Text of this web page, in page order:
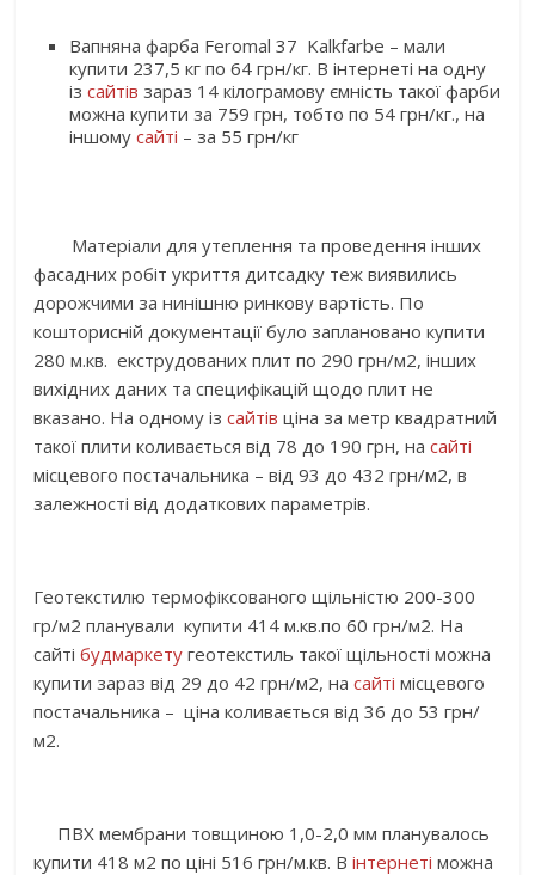
Вапняна фарба Feromal 37 Kalkfarbe – мали
купити 237,5 кг по 64 грн/кг. В інтернеті на одну
ізсайтів зараз 14 кілограмову ємність такої фарби
можна купити за 759 грн, тобто по 54 грн/кг., на
іншомусайті – за 55 грн/кг
Матеріали для утеплення та проведення інших
фасадних робіт укриття дитсадку теж виявились
дорожчими за нинішню ринкову вартість. По
кошторисній документації було заплановано купити
280 м.кв. екструдованих плит по 290 грн/м2, інших
вихідних даних та специфікацій щодо плит не
вказано. На одному ізсайтів ціна за метр квадратний
такої плити коливається від 78 до 190 грн, насайті
місцевого постачальника – від 93 до 432 грн/м2, в
залежності від додаткових параметрів.
Геотекстилю термофіксованого щільністю 200-300
гр/м2 планували купити 414 м.кв.по 60 грн/м2. На
сайтібудмаркету геотекстиль такої щільності можна
купити зараз від 29 до 42 грн/м2, насайті місцевого
постачальника – ціна коливається від 36 до 53 грн/
м2.
ПВХ мембрани товщиною 1,0-2,0 мм планувалось
купити 418 м2 по ціні 516 грн/м.кв. Вінтернетіможна